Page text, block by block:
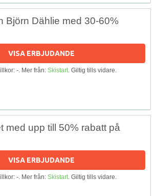
Björn Dählie med 30-60%
VISA ERBJUDANDE
-. Mer från: Skistart. Giltig tills vidare.
med upp till 50% rabatt på
VISA ERBJUDANDE
-. Mer från: Skistart. Giltig tills vidare.